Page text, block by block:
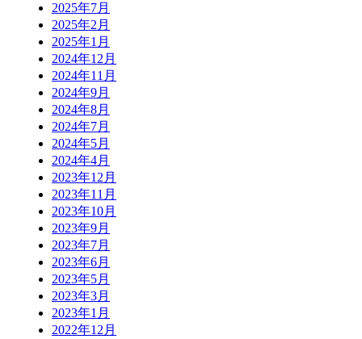
2025年7月
2025年2月
2025年1月
2024年12月
2024年11月
2024年9月
2024年8月
2024年7月
2024年5月
2024年4月
2023年12月
2023年11月
2023年10月
2023年9月
2023年7月
2023年6月
2023年5月
2023年3月
2023年1月
2022年12月